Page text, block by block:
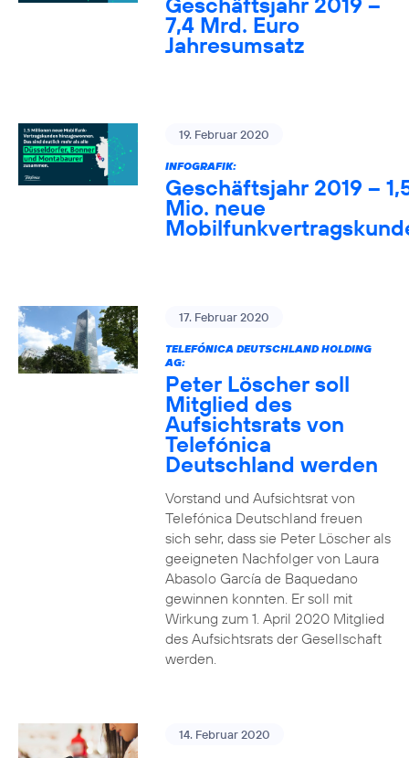
7,4 Mrd. Euro
Jahresumsatz
19. Februar 2020
INFOGRAFIK:
Geschäftsjahr 2019 –
Mio. neue
17. Februar 2020
TELEFÓNICA DEUTSCHLAND HOLDING
AG:
Peter Löscher soll
Mitglied des
Aufsichtsrats von
Telefónica
Deutschland werden
Vorstand und Aufsichtsrat von
Telefónica Deutschland freuen
sich sehr, dass sie Peter Löscher als
geeigneten Nachfolger von Laura
Abasolo García de Baquedano
gewinnen konnten. Er soll mit
Wirkung zum 1. April 2020 Mitglied
des Aufsichtsrats der Gesellschaft
werden.
14. Februar 2020